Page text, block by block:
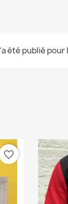
été publié pour
favorite_border